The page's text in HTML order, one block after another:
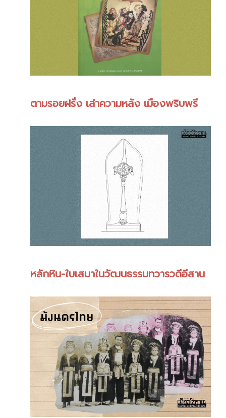
ตามรอยฝรั่ง เล่าความหลัง เมืองพริบพรี
หลักหิน-ใบเสมาในวัฒนธรรมทวารวดีอีสาน